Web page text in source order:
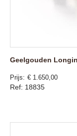
Geelgouden
Prijs € 1.650,00
Ref: 18835